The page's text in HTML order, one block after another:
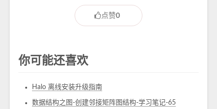
点赞0
你可能还喜欢
Halo 离线安装升级指南
数据结构之图-创建邻接矩阵图结构-学习笔记-65